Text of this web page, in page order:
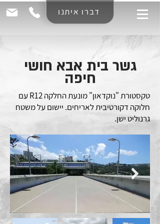
דברו איתנו
גשר בית אבא חושי
חיפה
טקסטורת "נוקדאון" מונעת החלקה R12 עם
חלוקה דקורטיבית לאריחים. יישום על משטח
גרנוליט ישן.